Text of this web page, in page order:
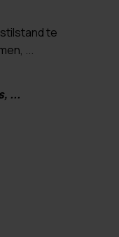
te
...
...